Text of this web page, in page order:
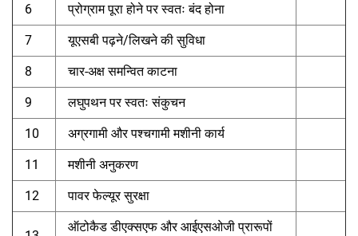
6 प्रोग्राम पूरा होने पर स्वतः बंद होना
7 यूएसबी पढ़ने/लिखने की सुविधा
8 चार-अक्ष समन्वित काटना
9 लघुपथन पर स्वतः संकुचन
10 अग्रगामी और पश्चगामी मशीनी कार्य
11 मशीनी अनुकरण
12 पावर फेल्यूर सुरक्षा
ऑटोकैड डीएक्सएफ और आईएसओजी प्रारूपों